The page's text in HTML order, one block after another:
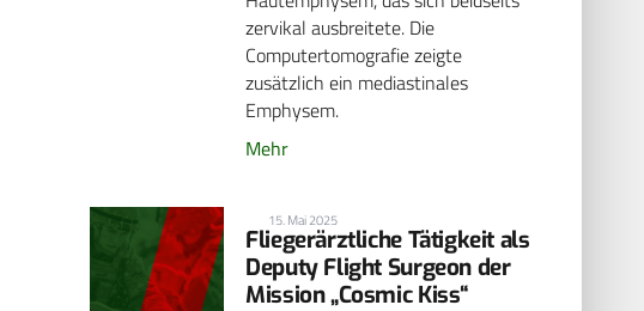
zervikal ausbreitete. Die
Computertomografie zeigte
zusätzlich ein mediastinales
Emphysem.
Mehr
15. Mai 2025
Fliegerärztliche Tätigkeit als
Deputy Flight Surgeon der
Mission „Cosmic Kiss“